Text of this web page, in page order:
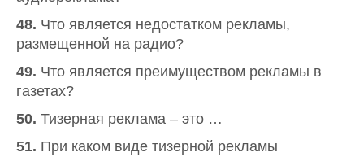
48. Что является недостатком рекламы,
размещенной на радио?
49. Что является преимуществом рекламы в
газетах?
50. Тизерная реклама – это …
51. При каком виде тизерной рекламы